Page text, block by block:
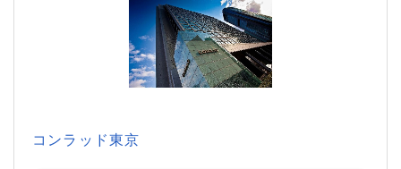
コンラッド東京